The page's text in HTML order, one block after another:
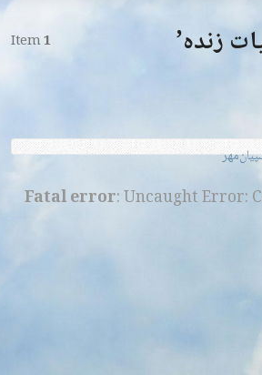
1
Fatal error: Uncaught Error: